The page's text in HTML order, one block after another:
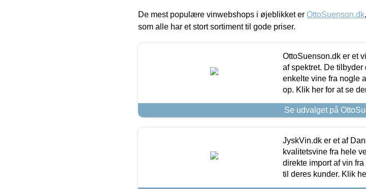
De mest populære vinwebshops i øjeblikket er OttoSuenson.dk,
som alle har et stort sortiment til gode priser.
OttoSuenson.dk er et
af spektret. De tilbyder
enkelte vine fra nogle
op. Klik her for at se
Se udvalget på
JyskVin.dk er et af
kvalitetsvine fra hele
direkte import af vin
til deres kunder. Klik